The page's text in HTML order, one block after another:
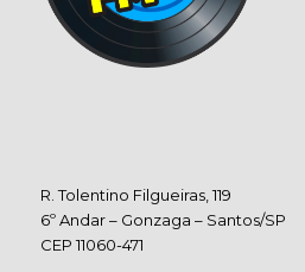
R. Tolentino Filgueiras, 119
6º Andar – Gonzaga – Santos/SP
CEP 11060-471